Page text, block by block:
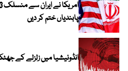
پابندیاں ختم کر دیں
انڈونیشیا میں زلزلے کے